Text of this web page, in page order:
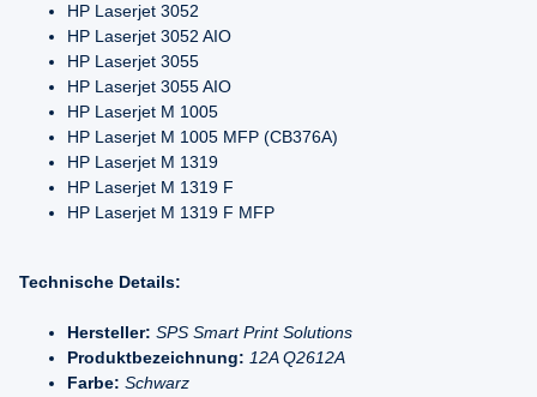
HP Laserjet 3052
HP Laserjet 3052 AIO
HP Laserjet 3055
HP Laserjet 3055 AIO
HP Laserjet M 1005
HP Laserjet M 1005 MFP (CB376A)
HP Laserjet M 1319
HP Laserjet M 1319 F
HP Laserjet M 1319 F MFP
Technische Details:
Hersteller: SPS Smart Print Solutions
Produktbezeichnung: 12A Q2612A
Farbe: Schwarz